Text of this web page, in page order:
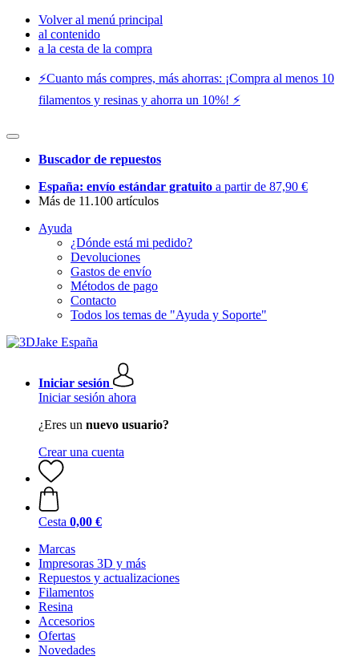
Volver al menú principal
al contenido
a la cesta de la compra
⚡️Cuanto más compres, más ahorras: ¡Compra al menos 10
filamentos y resinas y ahorra un 10%! ⚡️
Buscador de repuestos
España: envío estándar gratuito a partir de 87,90 €
Más de 11.100 artículos
Ayuda
¿Dónde está mi pedido?
Devoluciones
Gastos de envío
Métodos de pago
Contacto
Todos los temas de "Ayuda y Soporte"
Iniciar sesión
Iniciar sesión ahora
¿Eres un nuevo usuario?
Crear una cuenta
Cesta 0,00 €
Marcas
Impresoras 3D y más
Repuestos y actualizaciones
Filamentos
Resina
Accesorios
Ofertas
Novedades